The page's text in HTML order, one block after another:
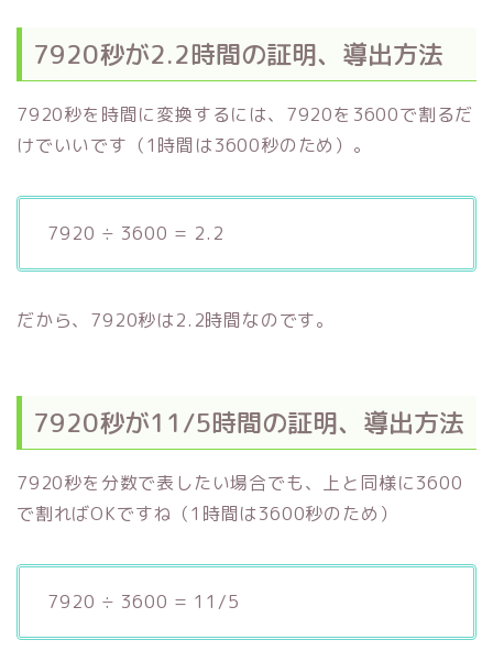
7920秒が2.2時間の証明、導出方法
7920秒を時間に変換するには、7920を3600で割るだ
けでいいです（1時間は3600秒のため）。
7920 ÷ 3600 = 2.2
だから、7920秒は2.2時間なのです。
7920秒が11/5時間の証明、導出方法
7920秒を分数で表したい場合でも、上と同様に3600
で割ればOKですね（1時間は3600秒のため）
7920 ÷ 3600 = 11/5